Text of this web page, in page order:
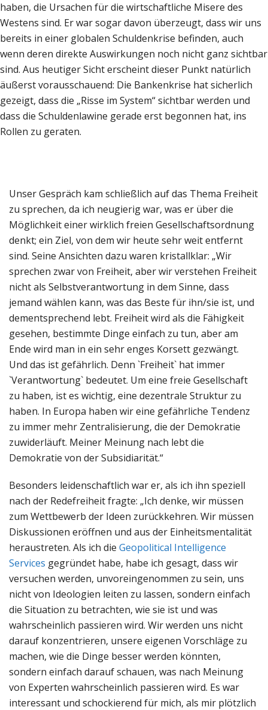
haben, die Ursachen für die wirtschaftliche Misere des
Westens sind. Er war sogar davon überzeugt, dass wir uns
bereits in einer globalen Schuldenkrise befinden, auch
wenn deren direkte Auswirkungen noch nicht ganz sichtbar
sind. Aus heutiger Sicht erscheint dieser Punkt natürlich
äußerst vorausschauend: Die Bankenkrise hat sicherlich
gezeigt, dass die „Risse im System“ sichtbar werden und
dass die Schuldenlawine gerade erst begonnen hat, ins
Rollen zu geraten.
Unser Gespräch kam schließlich auf das Thema Freiheit
zu sprechen, da ich neugierig war, was er über die
Möglichkeit einer wirklich freien Gesellschaftsordnung
denkt; ein Ziel, von dem wir heute sehr weit entfernt
sind. Seine Ansichten dazu waren kristallklar: „Wir
sprechen zwar von Freiheit, aber wir verstehen Freiheit
nicht als Selbstverantwortung in dem Sinne, dass
jemand wählen kann, was das Beste für ihn/sie ist, und
dementsprechend lebt. Freiheit wird als die Fähigkeit
gesehen, bestimmte Dinge einfach zu tun, aber am
Ende wird man in ein sehr enges Korsett gezwängt.
Und das ist gefährlich. Denn `Freiheit` hat immer
`Verantwortung` bedeutet. Um eine freie Gesellschaft
zu haben, ist es wichtig, eine dezentrale Struktur zu
haben. In Europa haben wir eine gefährliche Tendenz
zu immer mehr Zentralisierung, die der Demokratie
zuwiderläuft. Meiner Meinung nach lebt die
Demokratie von der Subsidiarität.“
Besonders leidenschaftlich war er, als ich ihn speziell
nach der Redefreiheit fragte: „Ich denke, wir müssen
zum Wettbewerb der Ideen zurückkehren. Wir müssen
Diskussionen eröffnen und aus der Einheitsmentalität
heraustreten. Als ich die Geopolitical Intelligence
Services gegründet habe, habe ich gesagt, dass wir
versuchen werden, unvoreingenommen zu sein, uns
nicht von Ideologien leiten zu lassen, sondern einfach
die Situation zu betrachten, wie sie ist und was
wahrscheinlich passieren wird. Wir werden uns nicht
darauf konzentrieren, unsere eigenen Vorschläge zu
machen, wie die Dinge besser werden könnten,
sondern einfach darauf schauen, was nach Meinung
von Experten wahrscheinlich passieren wird. Es war
interessant und schockierend für mich, als mir plötzlich